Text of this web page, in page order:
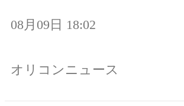
08月09日 18:02
オリコンニュース